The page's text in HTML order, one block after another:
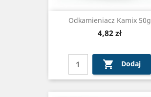
Odkamieniacz Kamix 50g
Cena
4,82 zł
 Dodaj